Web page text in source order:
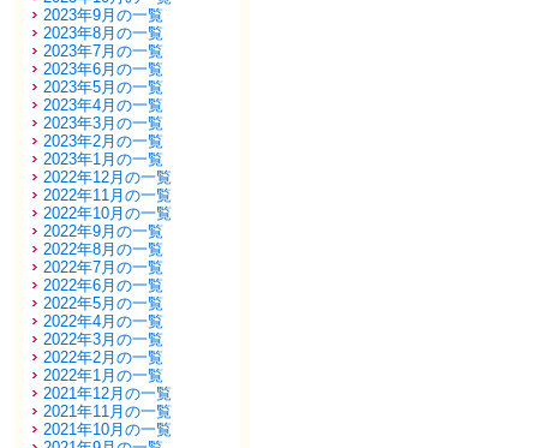
2023年9月の一覧
2023年8月の一覧
2023年7月の一覧
2023年6月の一覧
2023年5月の一覧
2023年4月の一覧
2023年3月の一覧
2023年2月の一覧
2023年1月の一覧
2022年12月の一覧
2022年11月の一覧
2022年10月の一覧
2022年9月の一覧
2022年8月の一覧
2022年7月の一覧
2022年6月の一覧
2022年5月の一覧
2022年4月の一覧
2022年3月の一覧
2022年2月の一覧
2022年1月の一覧
2021年12月の一覧
2021年11月の一覧
2021年10月の一覧